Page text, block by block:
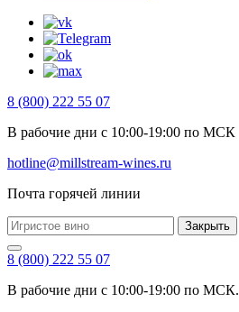
8 (800) 222 55 07
В рабочие дни с 10:00-19:00 по МСК
hotline@millstream-wines.ru
Почта горячей линии
Закрыть
8 (800) 222 55 07
В рабочие дни с 10:00-19:00 по МСК.